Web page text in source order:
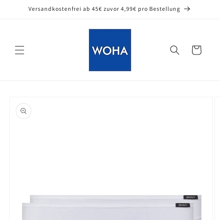
Versandkostenfrei ab 45€ zuvor 4,99€ pro Bestellung
Warenkorb